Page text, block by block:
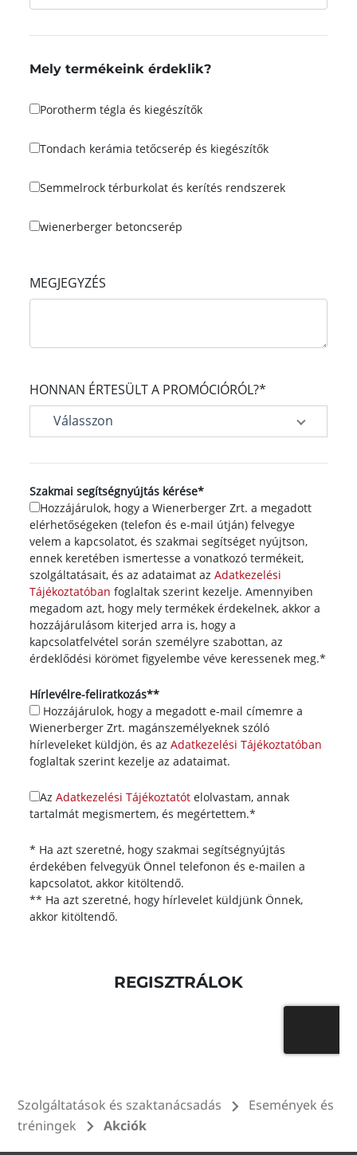
Szolgáltatások és szaktanácsadás
Események és
tréningek
Akciók